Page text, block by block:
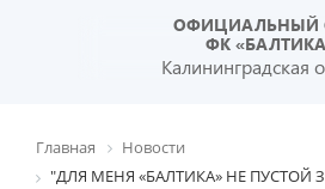
ОФИЦИАЛЬНЫЙ
ФК
Калининградская
Главная
Новости
"ДЛЯ МЕНЯ «БАЛТИКА» НЕ ПУСТОЙ